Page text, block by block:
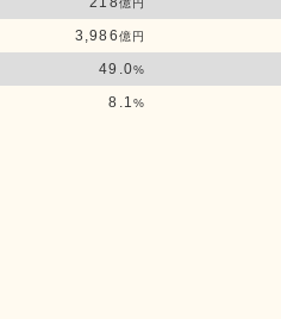
億円
3,986億円
49.0%
8.1%